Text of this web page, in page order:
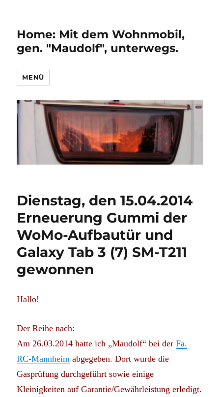
Home: Mit dem Wohnmobil,
gen. "Maudolf", unterwegs.
MENÜ
Dienstag, den 15.04.2014
Erneuerung Gummi der
WoMo-Aufbautür und
Galaxy Tab 3 (7) SM-T211
gewonnen
Hallo!
Der Reihe nach:
Am 26.03.2014 hatte ich „Maudolf“ bei derFa.
RC-Mannheim abgegeben. Dort wurde die
Gasprüfung durchgeführt sowie einige
Kleinigkeiten auf Garantie/Gewährleistung erledigt.